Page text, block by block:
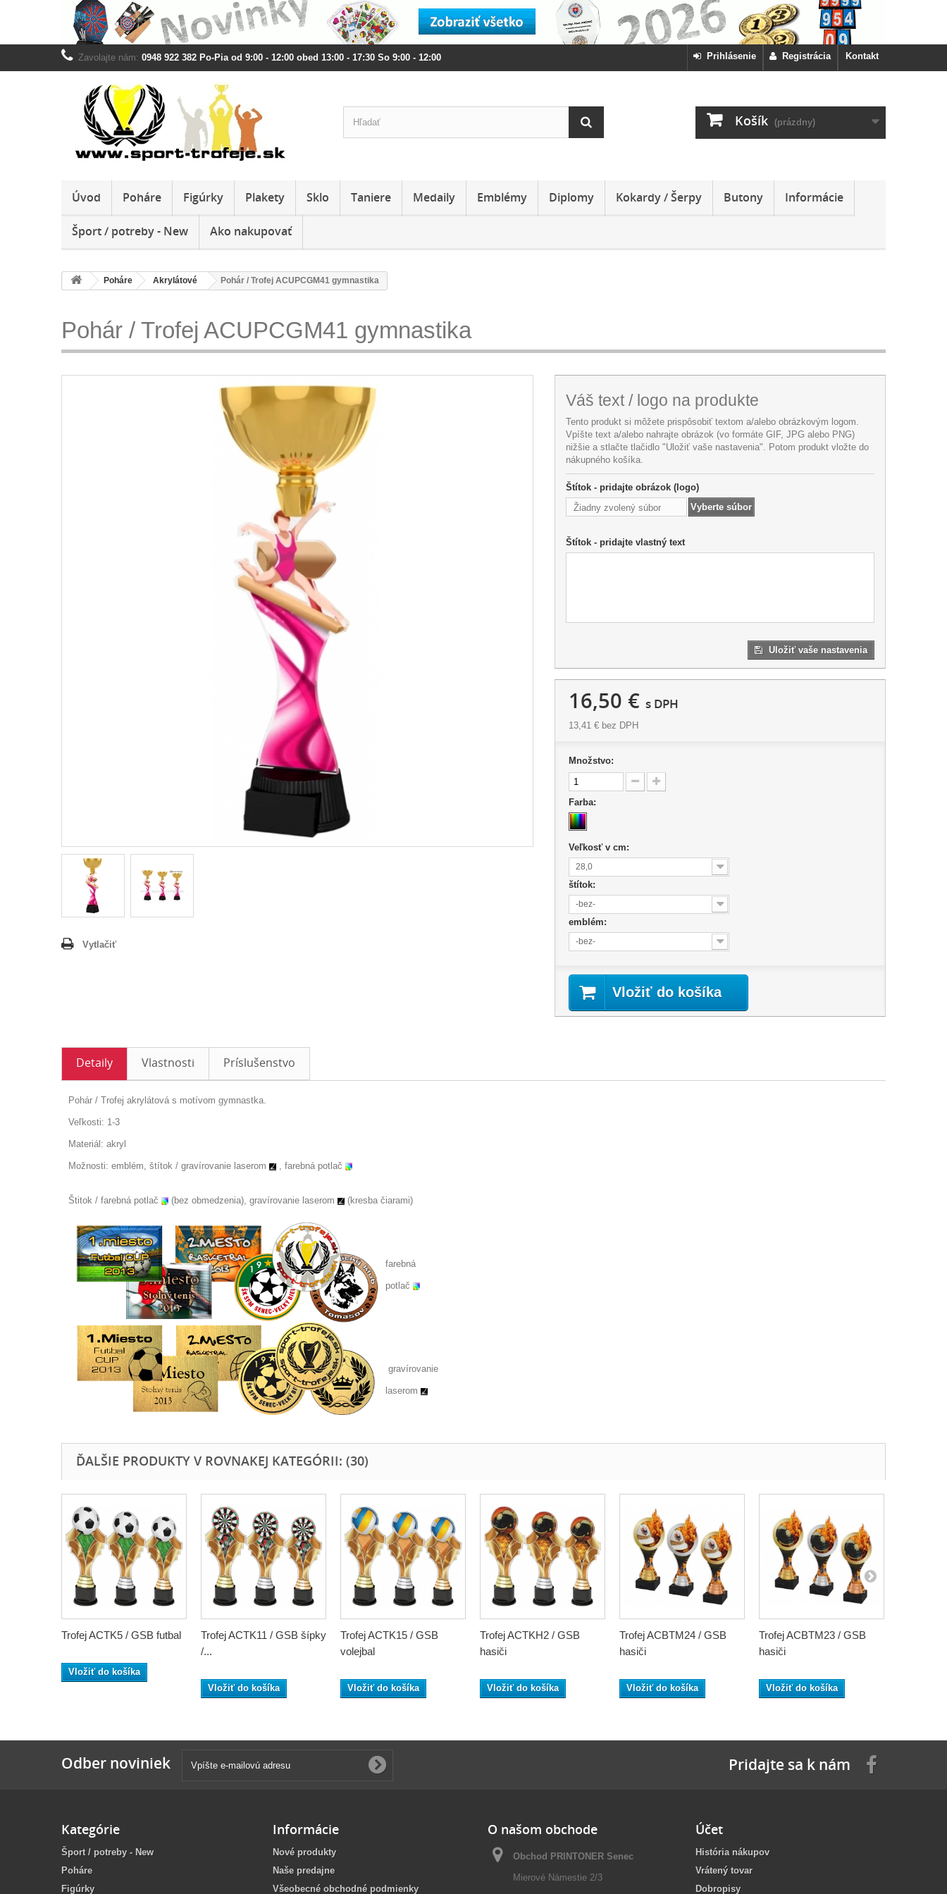
Kontakt
Zavolajte nám: 0948 922 382 Po-Pia od 9:00 - 12:00 obed 13:00 - 17:30 So 9:00 - 12:00 Registrácia
Prihlásenie
Košík (prázdny)
Úvod Poháre Figúrky Plakety Sklo Taniere Medaily Emblémy Diplomy Kokardy / Šerpy Butony Informácie
Šport / potreby - New Ako nakupovať
Poháre Akrylátové Pohár / Trofej ACUPCGM41 gymnastika
Pohár / Trofej ACUPCGM41 gymnastika
Vytlačiť
Váš text / logo na produkte
Tento produkt si môžete prispôsobiť textom a/alebo obrázkovým logom.
Vpíšte text a/alebo nahrajte obrázok (vo formáte GIF, JPG alebo PNG)
nižšie a stlačte tlačidlo "Uložiť vaše nastavenia". Potom produkt vložte do
nákupného košíka.
Štítok - pridajte obrázok (logo)
Žiadny zvolený súbor
Vyberte súbor
Štítok - pridajte vlastný text
Uložiť vaše nastavenia
16,50 € s DPH
13,41 €bez DPH
Množstvo:
Farba:
Veľkosť v cm:
28,0
štítok:
-bez-
emblém:
-bez-
Vložiť do košíka
Detaily Vlastnosti Príslušenstvo
Pohár / Trofej akrylátová s motívom gymnastka.
Veľkosti: 1-3
Materiál: akryl
Možnosti: emblém, štítok / gravírovanie laserom , farebná potlač
Štitok / farebná potlač (bez obmedzenia), gravírovanie laserom (kresba čiarami)
farebná
potlač
gravírovanie
laserom
ĎALŠIE PRODUKTY V ROVNAKEJ KATEGÓRII: (30)
Trofej ACTK5 / GSB futbal
Vložiť do košíka
Trofej ACTK11 / GSB šípky
/...
Vložiť do košíka
Trofej ACTK15 / GSB
volejbal
Vložiť do košíka
Trofej ACTKH2 / GSB
hasiči
Vložiť do košíka
Trofej ACBTM24 / GSB
hasiči
Vložiť do košíka
Trofej ACBTM23 / GSB
hasiči
Vložiť do košíka
Odber noviniek Pridajte sa k nám
Kategórie
Šport / potreby - New
Poháre
Figúrky
Informácie
Nové produkty
Naše predajne
Všeobecné obchodné podmienky
O našom obchode
Obchod PRINTONER Senec
Mierové Námestie 2/3
Účet
História nákupov
Vrátený tovar
Dobropisy